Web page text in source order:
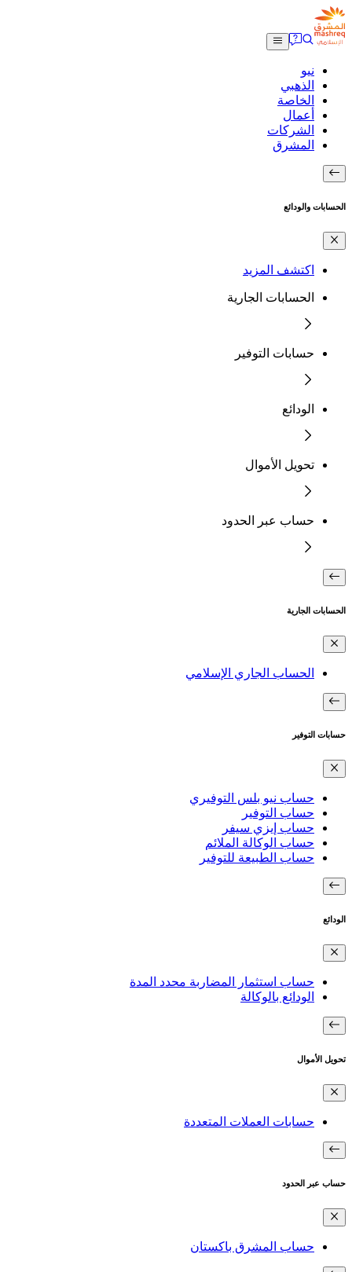
نيو
الذهبي
الخاصة
أعمال
الشركات
المشرق
الحسابات والودائع
اكتشف المزيد
الحسابات الجارية
حسابات التوفير
الودائع
تحويل الأموال
حساب عبر الحدود
الحسابات الجارية
الحساب الجاري الإسلامي
حسابات التوفير
حساب نيو بلس التوفيري
حساب التوفير
حساب إيزي سيفر
حساب الوكالة الملائم
حساب الطبيعة للتوفير
الودائع
حساب استثمار المضاربة محدد المدة
الودائع بالوكالة
تحويل الأموال
حسابات العملات المتعددة
حساب عبر الحدود
حساب المشرق باكستان